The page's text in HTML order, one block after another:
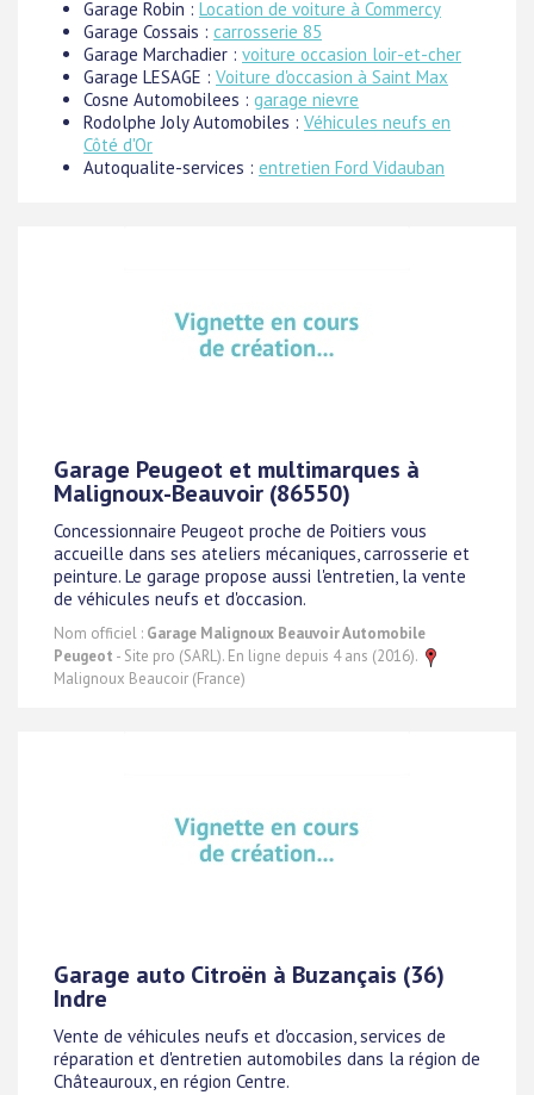
Garage Robin : Location de voiture à Commercy
Garage Cossais : carrosserie 85
Garage Marchadier : voiture occasion loir-et-cher
Garage LESAGE : Voiture d'occasion à Saint Max
Cosne Automobilees : garage nievre
Rodolphe Joly Automobiles : Véhicules neufs en
Côté d'Or
Autoqualite-services : entretien Ford Vidauban
Garage Peugeot et multimarques à
Malignoux-Beauvoir (86550)
Concessionnaire Peugeot proche de Poitiers vous
accueille dans ses ateliers mécaniques, carrosserie et
peinture. Le garage propose aussi l'entretien, la vente
de véhicules neufs et d'occasion.
Nom officiel : Garage Malignoux Beauvoir Automobile
Peugeot - Site pro (SARL). En ligne depuis 4 ans (2016).
Malignoux Beaucoir (France)
Garage auto Citroën à Buzançais (36)
Indre
Vente de véhicules neufs et d'occasion, services de
réparation et d'entretien automobiles dans la région de
Châteauroux, en région Centre.